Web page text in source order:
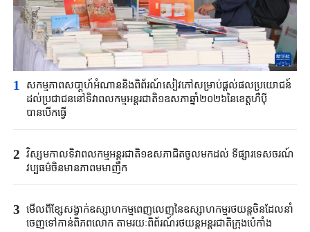
1
សកម្មភាពសបា្តហ៍អំណាននិងពិព័រណ៍សៀវភៅសម្រាប់ផ្តល់ផលប្រយោជន៍
ដល់ប្រជាជននៅទិវាពលកម្មអន្តរជាតិ១ឧសភាឆ្នាំ២០២៦នៃខេត្តហឺប៉ី
បានបើកធ្វើ
2 វិស្សមកាលទិវាពលកម្មអន្តរជាតិ១ឧសភាជិតចូលមកដល់ ទីផ្សារទេសចរណ៍
វប្បធម៌ចិនមានភាពមមាញឹក
3 មើលពីខ្សែសង្វាក់ឧស្សាហកម្មពេញលេញនៃឧស្សាហកម្មរថយន្តចិនដែលនាំ
ចេញទៅកាន់ពិភពលោក តាមរយៈពិព័រណ៍រថយន្តអន្តរជាតិក្រុងប៉េកាំង